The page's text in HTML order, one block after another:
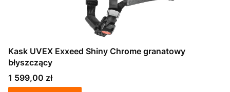
Kask UVEX Exxeed Shiny Chrome granatowy
błyszczący
Cena
1 599,00 zł